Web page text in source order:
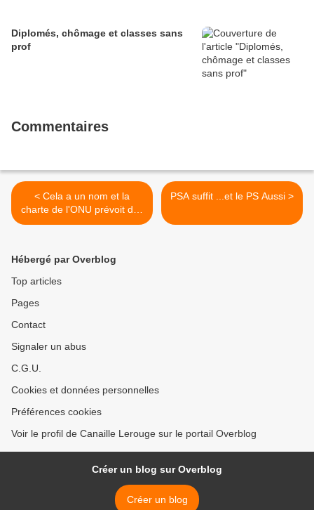
Diplomés, chômage et classes sans
prof
Commentaires
< Cela a un nom et la
charte de l'ONU prévoit des
poursuites
PSA suffit ...et le PS Aussi >
Hébergé par Overblog
Top articles
Pages
Contact
Signaler un abus
C.G.U.
Cookies et données personnelles
Préférences cookies
Voir le profil de Canaille Lerouge sur le portail Overblog
Créer un blog sur Overblog
Créer un blog